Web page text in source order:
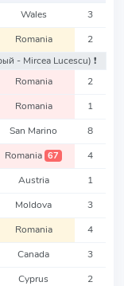
Wales 3
Romania
2
- Mircea Lucescu) ❗️
Romania 2
Romania 1
San Marino 8
Romania 67 4
Austria 1
Moldova 3
Romania 4
Canada 3
Cyprus 2